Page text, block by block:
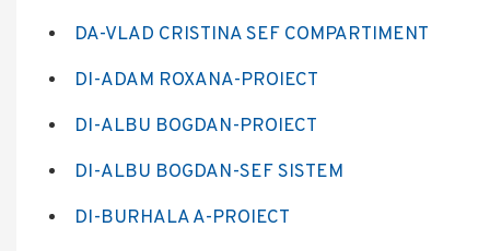
DA-VLAD CRISTINA SEF COMPARTIMENT
DI-ADAM ROXANA-PROIECT
DI-ALBU BOGDAN-PROIECT
DI-ALBU BOGDAN-SEF SISTEM
DI-BURHALA A-PROIECT